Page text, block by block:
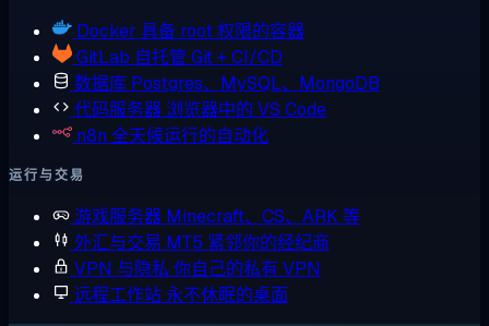
Docker 具备 root 权限的容器
GitLab 自托管 Git + CI/CD
数据库 Postgres、MySQL、MongoDB
代码服务器 浏览器中的 VS Code
n8n 全天候运行的自动化
运行与交易
游戏服务器 Minecraft、CS、ARK 等
外汇与交易 MT5 紧邻你的经纪商
VPN 与隐私 你自己的私有 VPN
远程工作站 永不休眠的桌面